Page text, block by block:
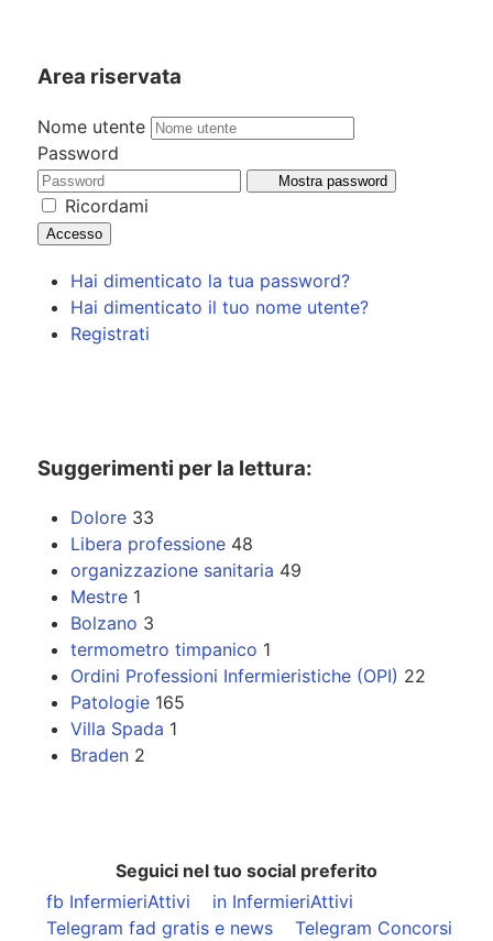
Area riservata
Nome utente
Password
Mostra password
Ricordami
Accesso
Hai dimenticato la tua password?
Hai dimenticato il tuo nome utente?
Registrati
Suggerimenti per la lettura:
Dolore 33
Libera professione 48
organizzazione sanitaria 49
Mestre 1
Bolzano 3
termometro timpanico 1
Ordini Professioni Infermieristiche (OPI) 22
Patologie 165
Villa Spada 1
Braden 2
Seguici nel tuo social preferito
fb InfermieriAttivi
in InfermieriAttivi
Telegram fad gratis e news
Telegram Concorsi